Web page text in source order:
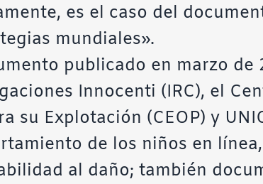
es el caso del
mundiales».
publicado en marzo
Innocenti (IRC), el
su Explotación (CEOP) y
de los niños en
al daño; también